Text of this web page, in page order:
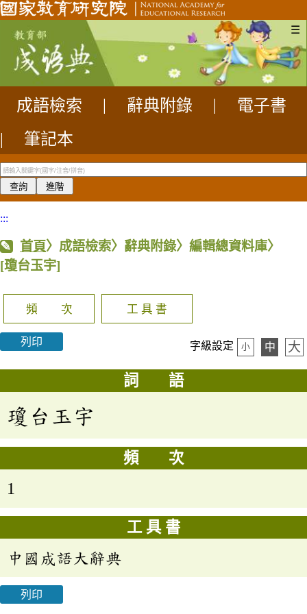
☰
成語檢索 辭典附錄
電子書
|
筆記本
:::
首頁〉成語檢索〉辭典附錄〉編輯總資料庫〉
[瓊台玉宇]
頻 次 工 具 書
列印 字級設定 小 中 大
詞 語
瓊台玉宇
頻 次
1
工 具 書
中國成語大辭典
列印